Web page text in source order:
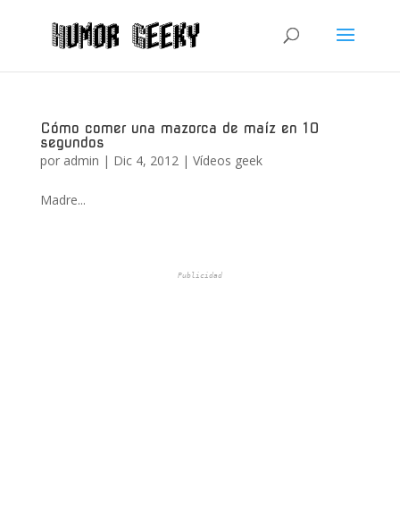
Cómo comer una mazorca de maíz en 10
segundos
por admin | Dic 4, 2012| Vídeos geek
Madre...
Publicidad